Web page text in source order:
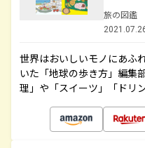
旅の図鑑
世界はおいしいモノにあ
いた「地球の歩き方」編集
理」や「スイーツ」「ドリ